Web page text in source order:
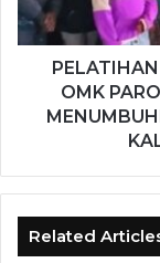
OMK
Related